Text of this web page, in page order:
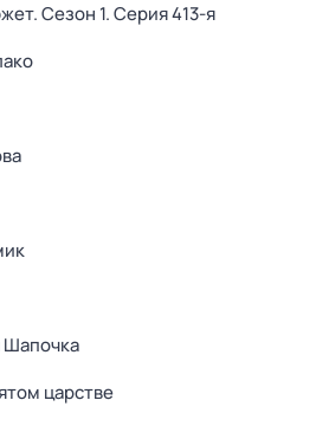
. Сезон 1. Серия 413-я
Шапочка
царстве